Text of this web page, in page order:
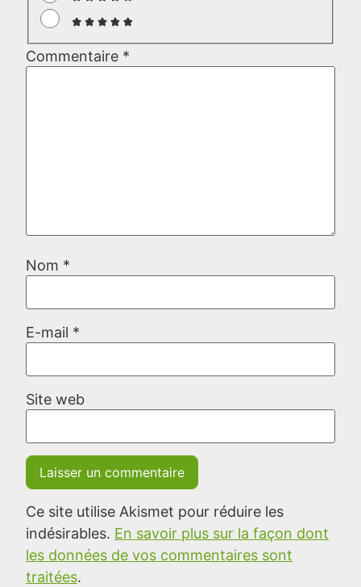
Commentaire *
Nom *
E-mail *
Site web
Ce site utilise Akismet pour réduire les
indésirables. En savoir plus sur la façon dont
les données de vos commentaires sont
traitées.